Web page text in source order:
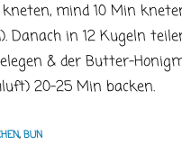
mind 10 Min
in 12 Kugeln
& der Butter-
20-25 Min backen.
, BUN